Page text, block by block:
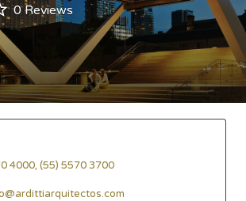
0 Reviews
4000, (55) 5570 3700